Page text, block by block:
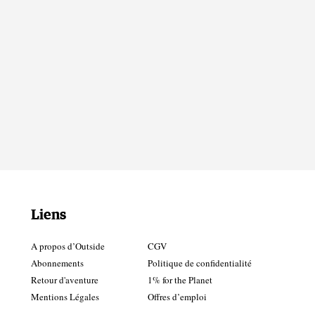
Liens
A propos d’Outside
Abonnements
Retour d'aventure
Mentions Légales
CGV
Politique de confidentialité
1% for the Planet
Offres d’emploi